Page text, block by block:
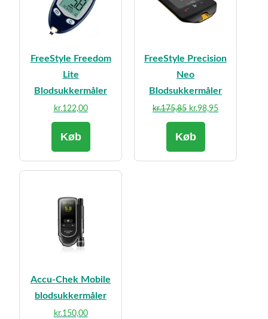
FreeStyle Freedom
Lite
Blodsukkermåler
kr.122,00
Køb
FreeStyle Precision
Neo
Blodsukkermåler
kr.175,85 Den
oprindelige
pris
kr.175,85.
kr.98,95Den
kr.98,95.
Køb
Accu-Chek Mobile
blodsukkermåler
kr.150,00